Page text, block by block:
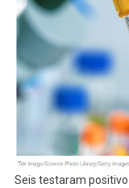
Seis testaram